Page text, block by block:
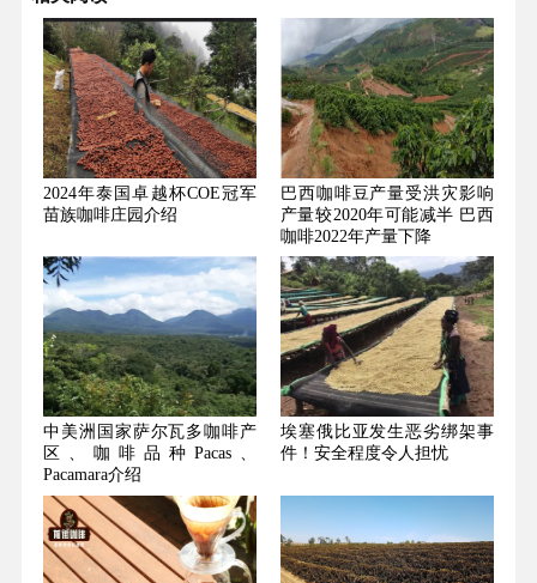
2024年泰国卓越杯COE冠军
苗族咖啡庄园介绍
巴西咖啡豆产量受洪灾影响
产量较2020年可能减半 巴西
咖啡2022年产量下降
中美洲国家萨尔瓦多咖啡产
区、咖啡品种Pacas、
Pacamara介绍
埃塞俄比亚发生恶劣绑架事
件！安全程度令人担忧